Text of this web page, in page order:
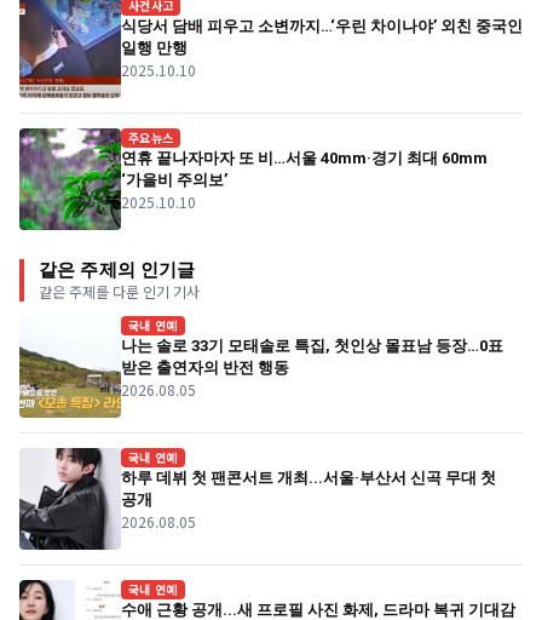
사건사고
식당서 담배 피우고 소변까지…‘우린 차이나야’ 외친 중국인
일행 만행
2025.10.10
주요뉴스
연휴 끝나자마자 또 비…서울 40mm·경기 최대 60mm
‘가을비 주의보’
2025.10.10
같은 주제의 인기글
같은 주제를 다룬 인기 기사
국내 연예
나는 솔로 33기 모태솔로 특집, 첫인상 몰표남 등장…0표
받은 출연자의 반전 행동
2026.08.05
국내 연예
하루 데뷔 첫 팬콘서트 개최...서울·부산서 신곡 무대 첫
공개
2026.08.05
국내 연예
수애 근황 공개...새 프로필 사진 화제, 드라마 복귀 기대감